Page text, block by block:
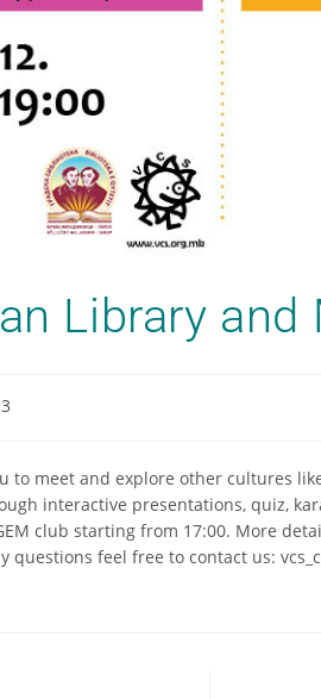
Library
to meet and explore other cultures
interactive presentations, quiz,
club starting from 17:00. More
feel free to contact us: